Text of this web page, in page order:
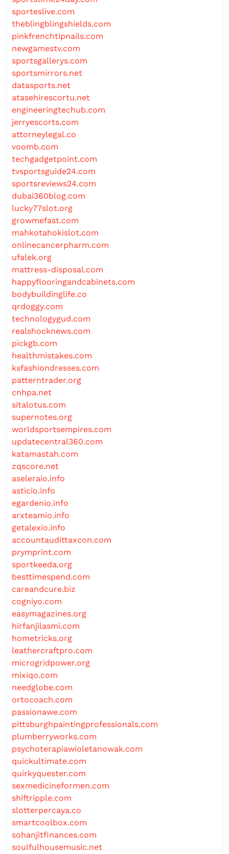
sporteslive.com
theblingblingshields.com
pinkfrenchtipnails.com
newgamestv.com
sportsgallerys.com
sportsmirrors.net
datasports.net
atasehirescortu.net
engineeringtechub.com
jerryescorts.com
attorneylegal.co
voomb.com
techgadgetpoint.com
tvsportsguide24.com
sportsreviews24.com
dubai360blog.com
lucky77slot.org
growmefast.com
mahkotahokislot.com
onlinecancerpharm.com
ufalek.org
mattress-disposal.com
happyflooringandcabinets.com
bodybuildinglife.co
qrdoggy.com
technologygud.com
realshocknews.com
pickgb.com
healthmistakes.com
ksfashiondresses.com
patterntrader.org
cnhpa.net
sitalotus.com
supernotes.org
worldsportsempires.com
updatecentral360.com
katamastah.com
zqscore.net
aseleraio.info
asticio.info
egardenio.info
arxteamio.info
getalexio.info
accountaudittaxcon.com
prymprint.com
sportkeeda.org
besttimespend.com
careandcure.biz
cogniyo.com
easymagazines.org
hirfanjilasmi.com
hometricks.org
leathercraftpro.com
microgridpower.org
mixiqo.com
needglobe.com
ortocoach.com
passionawe.com
pittsburghpaintingprofessionals.com
plumberryworks.com
psychoterapiawioletanowak.com
quickultimate.com
quirkyquester.com
sexmedicineformen.com
shiftripple.com
slotterpercaya.co
smartcoolbox.com
sohanjitfinances.com
soulfulhousemusic.net